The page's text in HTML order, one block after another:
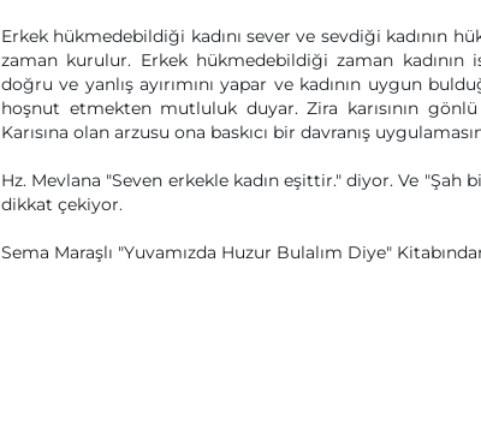
Erkek hükmedebildiği kadını sever ve sevdiği kadının
zaman kurulur. Erkek hükmedebildiği zaman
doğru ve yanlış ayırımını yapar ve kadının uygun
hoşnut etmekten mutluluk duyar. Zira karısının
Karısına olan arzusu ona baskıcı bir davranış
Hz. Mevlana "Seven erkekle kadın eşittir." diyor. Ve
dikkat çekiyor.
Sema Maraşlı "Yuvamızda Huzur Bulalım Diye"